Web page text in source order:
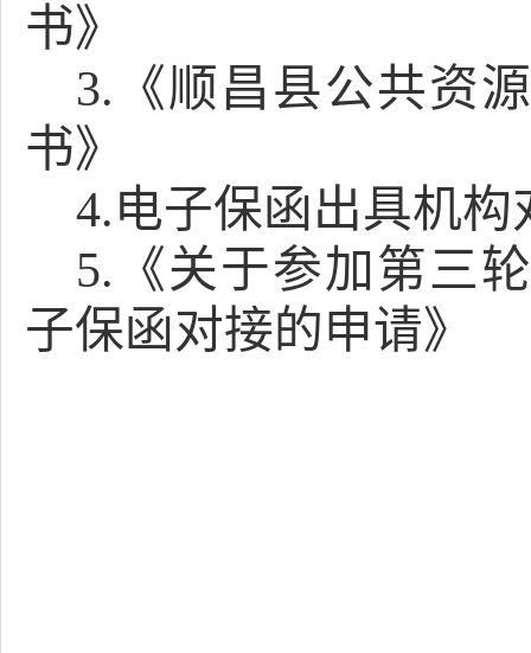
书》
3.《顺昌县公共资
书》
4.电子保函出具机
5.《关于参加第三
子保函对接的申请》